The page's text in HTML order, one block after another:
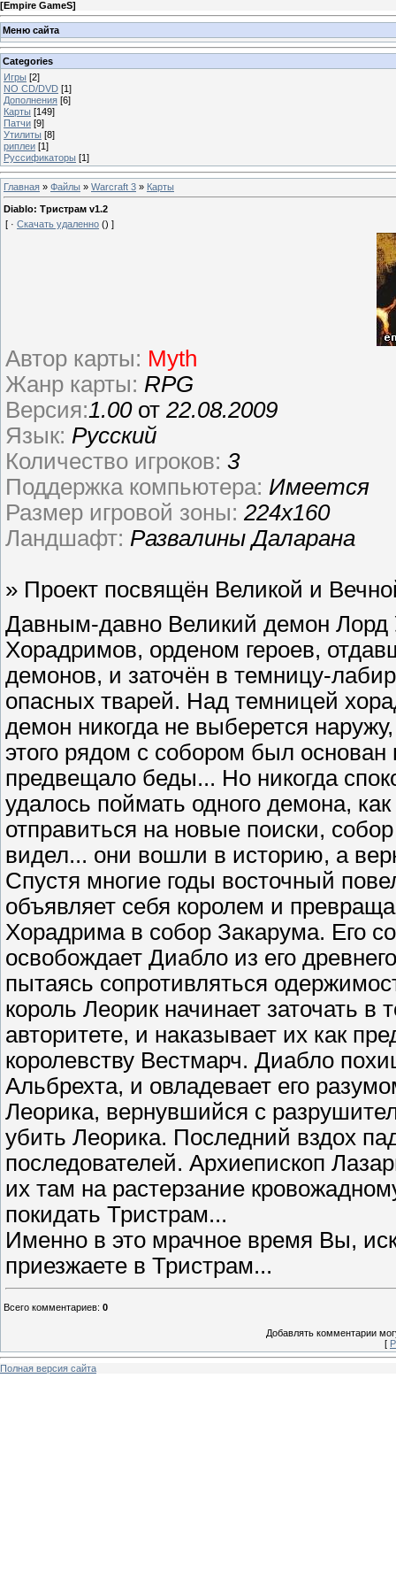
[Empire GameS]
Меню сайта
Categories
Игры [2]
NO CD/DVD [1]
Дополнения [6]
Карты [149]
Патчи [9]
Утилиты [8]
риплеи [1]
Руссификаторы [1]
Главная » Файлы » Warcraft 3 » Карты
Diablo: Тристрам v1.2
[ · Скачать удаленно () ]
Автор карты: Myth
Жанр карты: RPG
Версия:1.00 от 22.08.2009
Язык: Русский
Количество игроков: 3
Поддержка компьютера: Имеется
Размер игровой зоны: 224х160
Ландшафт: Развалины Даларана
» Проект посвящён Великой и
Давным-давно Великий демон
Хорадримов, орденом героев,
демонов, и заточён в темницу-
опасных тварей. Над темницей
демон никогда не выберется
этого рядом с собором был
предвещало беды... Но никогда
удалось поймать одного демона,
отправиться на новые поиски,
видел... они вошли в историю, а
Спустя многие годы восточный
объявляет себя королем и
Хорадрима в собор Закарума. Его
освобождает Диабло из его
пытаясь сопротивляться
король Леорик начинает заточать в
авторитете, и наказывает их как
королевству Вестмарч. Диабло
Альбрехта, и овладевает его
Леорика, вернувшийся с
убить Леорика. Последний вздох
последователей. Архиепископ
их там на растерзание
покидать Тристрам...
Именно в это мрачное время Вы,
приезжаете в Тристрам...
Всего комментариев: 0
Добавлять комментарии
[
Полная версия сайта